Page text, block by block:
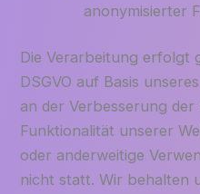
anonymisierter
Die Verarbeitung erfolgt
DSGVO auf Basis
an der Verbesserung
Funktionalität unserer
oder anderweitige
nicht statt. Wir behalten